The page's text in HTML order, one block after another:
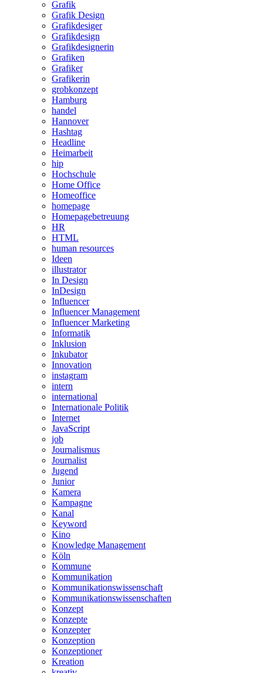
Grafik
Grafik Design
Grafikdesiger
Grafikdesign
Grafikdesignerin
Grafiken
Grafiker
Grafikerin
grobkonzept
Hamburg
handel
Hannover
Hashtag
Headline
Heimarbeit
hip
Hochschule
Home Office
Homeoffice
homepage
Homepagebetreuung
HR
HTML
human resources
Ideen
illustrator
In Design
InDesign
Influencer
Influencer Management
Influencer Marketing
Informatik
Inklusion
Inkubator
Innovation
instagram
intern
international
Internationale Politik
Internet
JavaScript
job
Journalismus
Journalist
Jugend
Junior
Kamera
Kampagne
Kanal
Keyword
Kino
Knowledge Management
Köln
Kommune
Kommunikation
Kommunikationswissenschaft
Kommunikationswissenschaften
Konzept
Konzepte
Konzepter
Konzeption
Konzeptioner
Kreation